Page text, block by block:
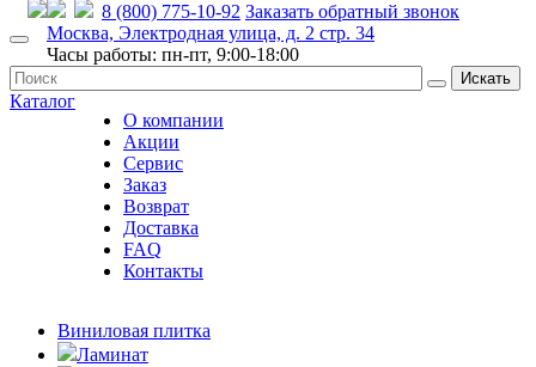
8 (800) 775-10-92 Заказать обратный звонок
Москва, Электродная улица, д. 2 стр. 34
Часы работы: пн-пт, 9:00-18:00
Искать
Каталог
О компании
Акции
Сервис
Заказ
Возврат
Доставка
FAQ
Контакты
Виниловая плитка
Ламинат